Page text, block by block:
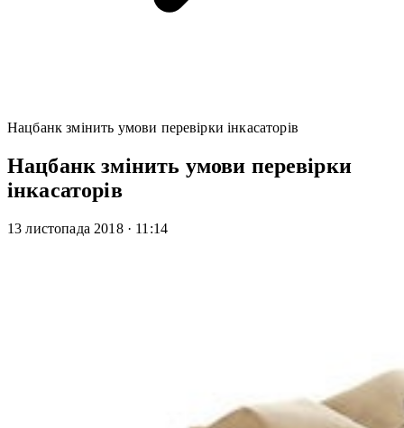
Нацбанк змінить умови перевірки інкасаторів
Нацбанк змінить умови перевірки
інкасаторів
13 листопада 2018 · 11:14